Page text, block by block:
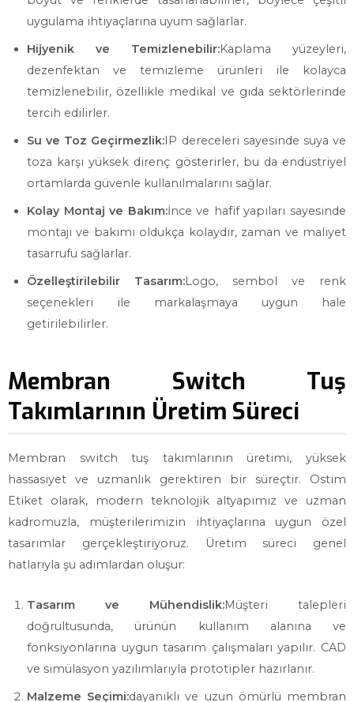
uygulama ihtiyaçlarına uyum sağlarlar.
Hijyenik ve Temizlenebilir:Kaplama yüzeyleri,
dezenfektan ve temizleme ürünleri ile kolayca
temizlenebilir, özellikle medikal ve gıda sektörlerinde
tercih edilirler.
Su ve Toz Geçirmezlik:IP dereceleri sayesinde suya ve
toza karşı yüksek direnç gösterirler, bu da endüstriyel
ortamlarda güvenle kullanılmalarını sağlar.
Kolay Montaj ve Bakım:İnce ve hafif yapıları sayesinde
montajı ve bakımı oldukça kolaydır, zaman ve maliyet
tasarrufu sağlarlar.
Özelleştirilebilir Tasarım:Logo, sembol ve renk
seçenekleri ile markalaşmaya uygun hale
getirilebilirler.
Membran Switch Tuş
Takımlarının Üretim Süreci
Membran switch tuş takımlarının üretimi, yüksek
hassasiyet ve uzmanlık gerektiren bir süreçtir. Ostim
Etiket olarak, modern teknolojik altyapımız ve uzman
kadromuzla, müşterilerimizin ihtiyaçlarına uygun özel
tasarımlar gerçekleştiriyoruz. Üretim süreci genel
hatlarıyla şu adımlardan oluşur:
Tasarım ve Mühendislik:Müşteri talepleri
doğrultusunda, ürünün kullanım alanına ve
fonksiyonlarına uygun tasarım çalışmaları yapılır. CAD
ve simülasyon yazılımlarıyla prototipler hazırlanır.
Malzeme Seçimi:dayanıklı ve uzun ömürlü membran